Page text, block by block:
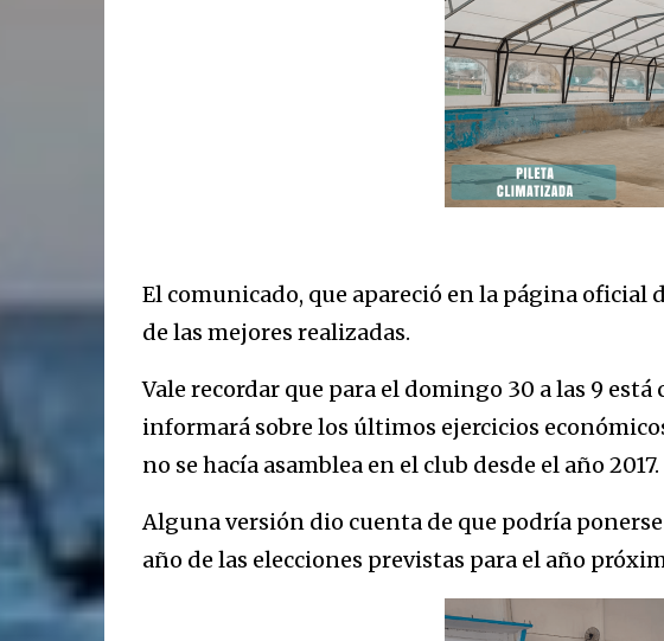
El comunicado, que apareció en la página
de las mejores realizadas.
Vale recordar que para el domingo 30 a las 9 está
informará sobre los últimos ejercicios
no se hacía asamblea en el club desde el año 2017.
Alguna versión dio cuenta de que podría
año de las elecciones previstas para el año